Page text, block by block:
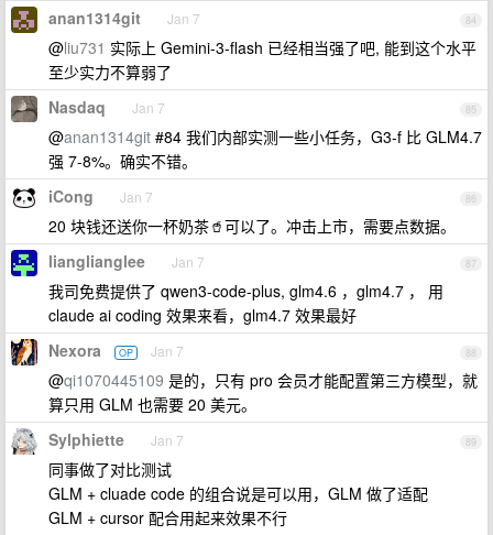
84
anan1314git Jan 7
@liu731 实际上 Gemini-3-flash 已经相当强了吧, 能到这个水平
至少实力不算弱了
85
Nasdaq Jan 7
@anan1314git #84 我们内部实测一些小任务，G3-f 比 GLM4.7
强 7-8%。确实不错。
86
iCong Jan 7
20 块钱还送你一杯奶茶🥤可以了。冲击上市，需要点数据。
87
lianglianglee Jan 7
我司免费提供了 qwen3-code-plus, glm4.6 ，glm4.7 ， 用
claude ai coding 效果来看，glm4.7 效果最好
88
Nexora OP Jan 7
@qi1070445109 是的，只有 pro 会员才能配置第三方模型，就
算只用 GLM 也需要 20 美元。
89
Sylphiette Jan 7
同事做了对比测试
GLM + cluade code 的组合说是可以用，GLM 做了适配
GLM + cursor 配合用起来效果不行